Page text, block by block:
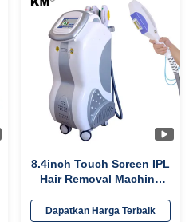
8.4inch Touch Screen IPL
Hair Removal Machine
Salon Kosmetik
Dapatkan Harga Terbaik